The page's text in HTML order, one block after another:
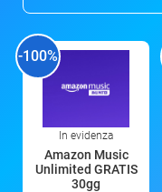
-100%
In evidenza
Amazon Music
Unlimited GRATIS
30gg